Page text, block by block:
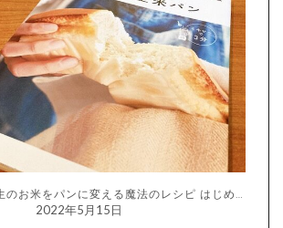
2022年5月15日